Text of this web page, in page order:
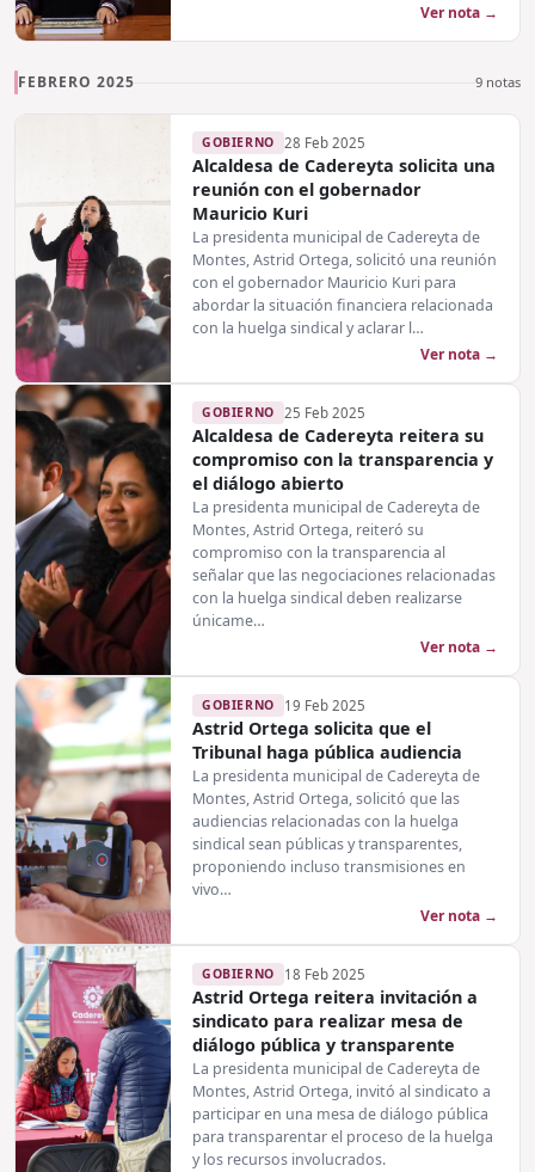
Ver nota →
FEBRERO 2025 9 notas
GOBIERNO 28 Feb 2025
Alcaldesa de Cadereyta solicita una
reunión con el gobernador
Mauricio Kuri
La presidenta municipal de Cadereyta de
Montes, Astrid Ortega, solicitó una reunión
con el gobernador Mauricio Kuri para
abordar la situación financiera relacionada
con la huelga sindical y aclarar l…
Ver nota →
GOBIERNO 25 Feb 2025
Alcaldesa de Cadereyta reitera su
compromiso con la transparencia y
el diálogo abierto
La presidenta municipal de Cadereyta de
Montes, Astrid Ortega, reiteró su
compromiso con la transparencia al
señalar que las negociaciones relacionadas
con la huelga sindical deben realizarse
únicame…
Ver nota →
GOBIERNO 19 Feb 2025
Astrid Ortega solicita que el
Tribunal haga pública audiencia
La presidenta municipal de Cadereyta de
Montes, Astrid Ortega, solicitó que las
audiencias relacionadas con la huelga
sindical sean públicas y transparentes,
proponiendo incluso transmisiones en
vivo…
Ver nota →
GOBIERNO 18 Feb 2025
Astrid Ortega reitera invitación a
sindicato para realizar mesa de
diálogo pública y transparente
La presidenta municipal de Cadereyta de
Montes, Astrid Ortega, invitó al sindicato a
participar en una mesa de diálogo pública
para transparentar el proceso de la huelga
y los recursos involucrados.